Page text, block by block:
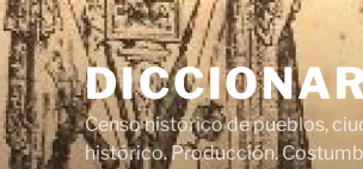
Censo histórico de pueblos,
histórico. Producción.